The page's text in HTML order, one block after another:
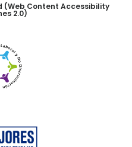
(Web Content Accessibility
2.0)